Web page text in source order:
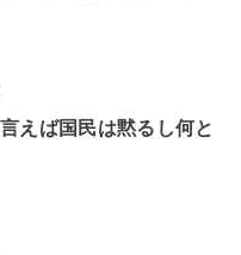
えば国民は黙るし何と